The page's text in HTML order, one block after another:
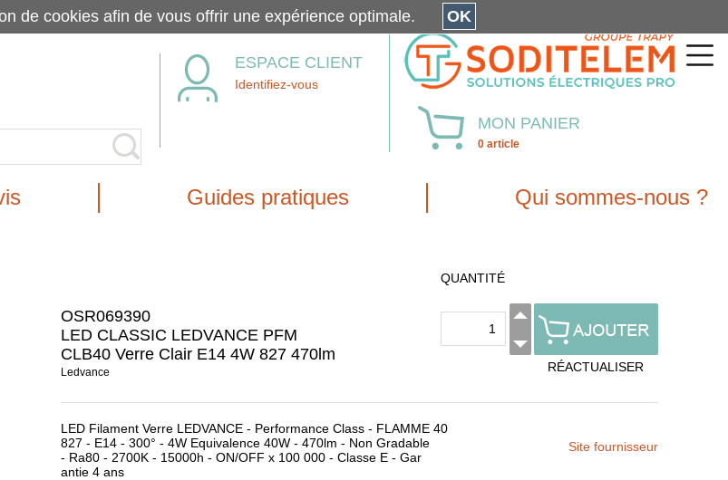
ESPACE CLIENT
Identifiez-vous
MON PANIER
0 article
Guides pratiques Qui sommes-nous ?
OSR069390
LED CLASSIC LEDVANCE PFM
CLB40 Verre Clair E14 4W 827 470lm
Ledvance
QUANTITÉ
RÉACTUALISER
LED Filament Verre LEDVANCE - Performance Class - FLAMME 40
827 - E14 - 300° - 4W Equivalence 40W - 470lm - Non Gradable
- Ra80 - 2700K - 15000h - ON/OFF x 100 000 - Classe E - Gar
antie 4 ans
Site fournisseur
de cookies afin de vous offrir une expérience optimale. OK